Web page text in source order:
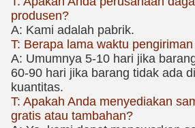
produsen?
A: Kami adalah pabrik.
T: Berapa lama waktu
A: Umumnya 5-10 hari jika
60-90 hari jika barang tidak ada
kuantitas.
T: Apakah Anda menyediakan
gratis atau tambahan?